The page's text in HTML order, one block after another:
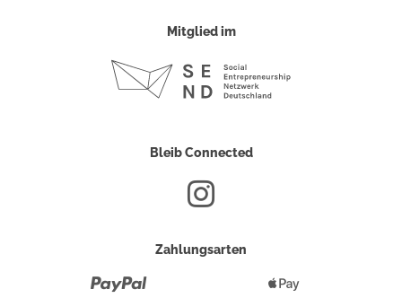
Mitglied im
Bleib Connected
Zahlungsarten